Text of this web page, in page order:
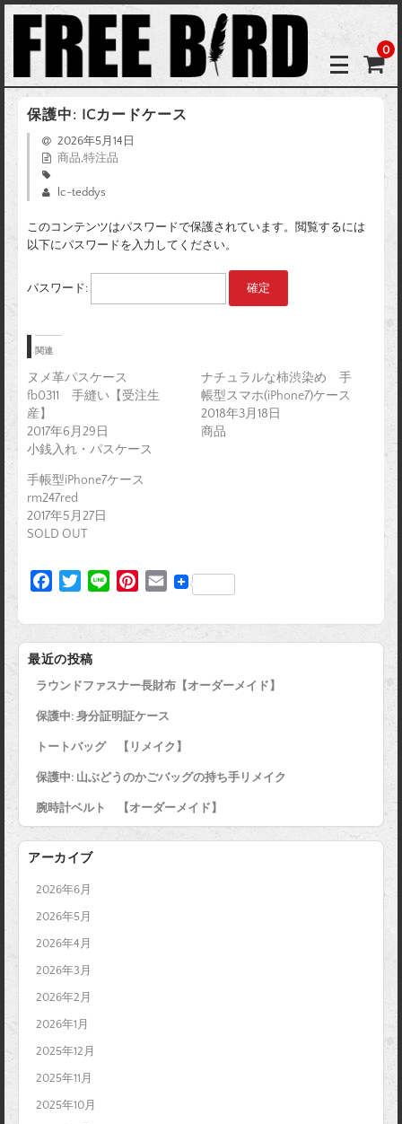
0
保護中: ICカードケース
2026年5月14日
商品,特注品
lc-teddys
このコンテンツはパスワードで保護されています。閲覧するには
以下にパスワードを入力してください。
パスワード:
関連
ヌメ革パスケース
fb0311 手縫い【受注生
産】
2017年6月29日
小銭入れ・パスケース
ナチュラルな柿渋染め 手
帳型スマホ(iPhone7)ケース
2018年3月18日
商品
手帳型iPhone7ケース
rm247red
2017年5月27日
SOLD OUT
c
e
b
o
o
i
t
t
e
r
n
e
n
t
r
e
t
a
i
最近の投稿
ラウンドファスナー長財布【オーダーメイド】
保護中: 身分証明証ケース
トートバッグ 【リメイク】
保護中: 山ぶどうのかごバッグの持ち手リメイク
腕時計ベルト 【オーダーメイド】
アーカイブ
2026年6月
2026年5月
2026年4月
2026年3月
2026年2月
2026年1月
2025年12月
2025年11月
2025年10月